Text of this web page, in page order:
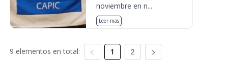
noviembre en n...
Leer más
9 elementos en total: 1 2